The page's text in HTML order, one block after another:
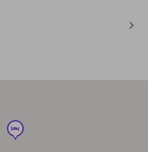
hotel